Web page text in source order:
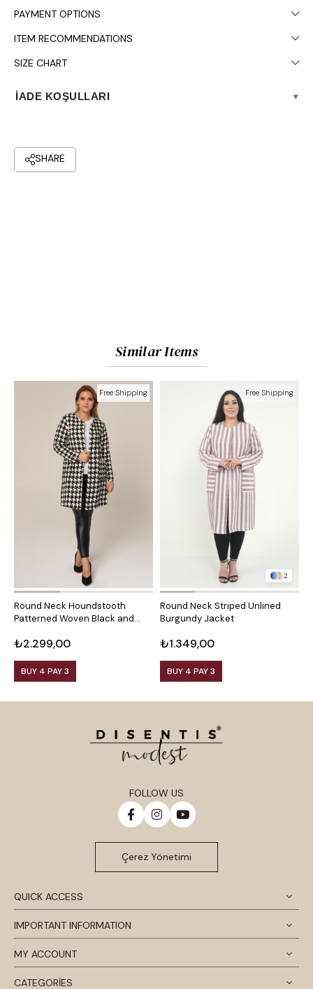
PAYMENT OPTIONS
ITEM RECOMMENDATIONS
SIZE CHART
İADE KOŞULLARI ▾
Similar Items
Round Neck Houndstooth
Patterned Woven Black and
Pockets
₺2.299,00
BUY 4 PAY 3
Free Shipping
2
Round Neck Striped Unlined
Burgundy Jacket
₺1.349,00
BUY 4 PAY 3
Free Shipping
QUICK ACCESS
IMPORTANT INFORMATION
MY ACCOUNT
CATEGORİES
FOLLOW US
Çerez Yönetimi